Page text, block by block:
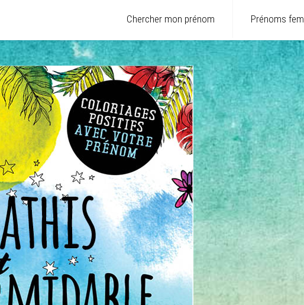
Chercher mon prénom Prénoms